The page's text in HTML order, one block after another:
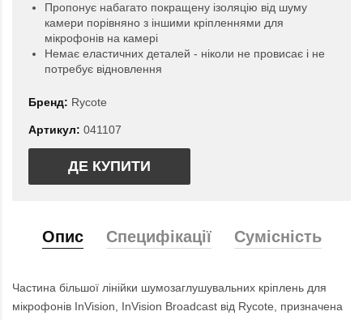
Пропонує набагато покращену ізоляцію від шуму
камери порівняно з іншими кріпленнями для
мікрофонів на камері
Немає еластичних деталей - ніколи не провисає і не
потребує відновлення
Бренд: Rycote
Артикул: 041107
ДЕ КУПИТИ
Опис Специфікації Сумісність
Частина більшої лінійки шумозаглушувальних кріплень для
мікрофонів InVision, InVision Broadcast від Rycote, призначена